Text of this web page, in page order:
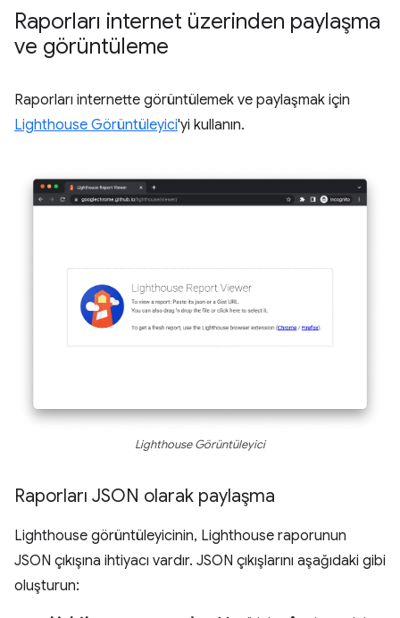
Raporları internet üzerinden paylaşma
ve görüntüleme
Raporları internette görüntülemek ve paylaşmak için
Lighthouse Görüntüleyici'yi kullanın.
Lighthouse Görüntüleyici
Raporları JSON olarak paylaşma
Lighthouse görüntüleyicinin, Lighthouse raporunun
JSON çıkışına ihtiyacı vardır. JSON çıkışlarını aşağıdaki gibi
oluşturun: